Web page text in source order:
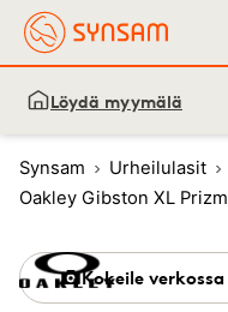
Löydä myymälä
Synsam Urheilulasit
Oakley Gibston XL
Kokeile verkossa